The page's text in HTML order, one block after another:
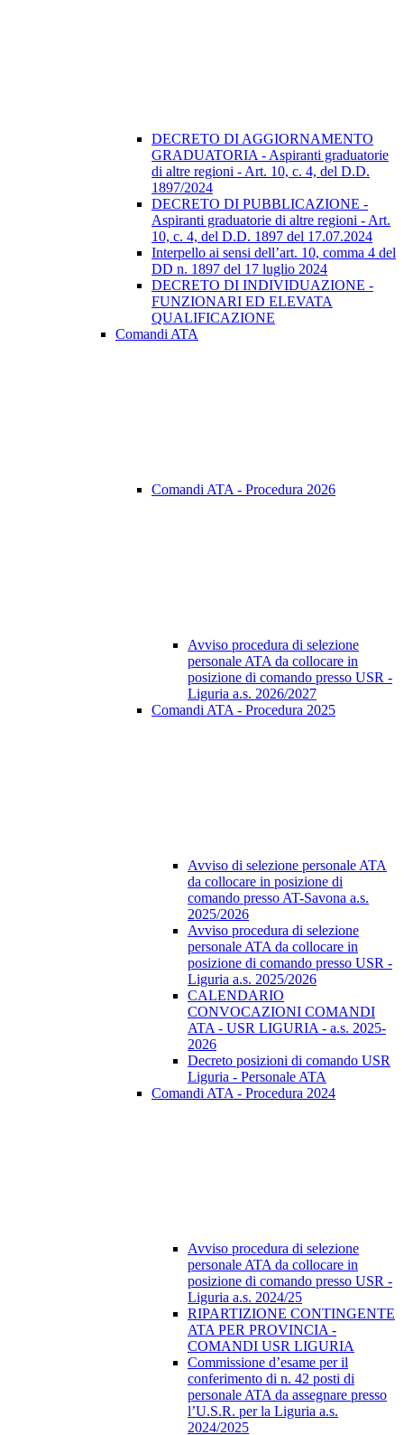
DECRETO DI AGGIORNAMENTO
GRADUATORIA - Aspiranti graduatorie
di altre regioni - Art. 10, c. 4, del D.D.
1897/2024
DECRETO DI PUBBLICAZIONE -
Aspiranti graduatorie di altre regioni - Art.
10, c. 4, del D.D. 1897 del 17.07.2024
Interpello ai sensi dell’art. 10, comma 4 del
DD n. 1897 del 17 luglio 2024
DECRETO DI INDIVIDUAZIONE -
FUNZIONARI ED ELEVATA
QUALIFICAZIONE
Comandi ATA
Comandi ATA - Procedura 2026
Avviso procedura di selezione
personale ATA da collocare in
posizione di comando presso USR -
Liguria a.s. 2026/2027
Comandi ATA - Procedura 2025
Avviso di selezione personale ATA
da collocare in posizione di
comando presso AT-Savona a.s.
2025/2026
Avviso procedura di selezione
personale ATA da collocare in
posizione di comando presso USR -
Liguria a.s. 2025/2026
CALENDARIO
CONVOCAZIONI COMANDI
ATA - USR LIGURIA - a.s. 2025-
2026
Decreto posizioni di comando USR
Liguria - Personale ATA
Comandi ATA - Procedura 2024
Avviso procedura di selezione
personale ATA da collocare in
posizione di comando presso USR -
Liguria a.s. 2024/25
RIPARTIZIONE CONTINGENTE
ATA PER PROVINCIA -
COMANDI USR LIGURIA
Commissione d’esame per il
conferimento di n. 42 posti di
personale ATA da assegnare presso
l’U.S.R. per la Liguria a.s.
2024/2025